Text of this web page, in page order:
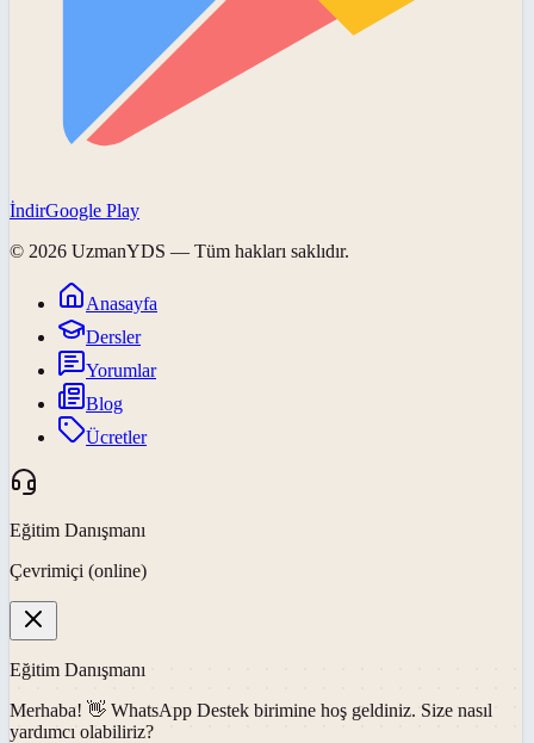
İndirGoogle Play
© 2026 UzmanYDS — Tüm hakları saklıdır.
Anasayfa
Dersler
Yorumlar
Blog
Ücretler
Eğitim Danışmanı
Çevrimiçi (online)
Eğitim Danışmanı
Merhaba! 👋 WhatsApp Destek birimine hoş geldiniz. Size nasıl
yardımcı olabiliriz?